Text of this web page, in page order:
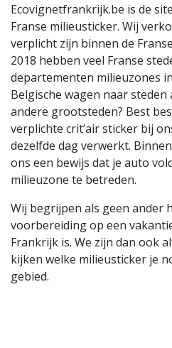
Ecovignetfrankrijk.be is de
Franse milieusticker. Wij
verplicht zijn binnen de
2018 hebben veel Franse
departementen milieuzones
Belgische wagen naar
andere grootsteden? Best
verplichte crit’air sticker bij
dezelfde dag verwerkt.
ons een bewijs dat je auto
milieuzone te betreden.
Wij begrijpen als geen ander
voorbereiding op een
Frankrijk is. We zijn dan ook
kijken welke milieusticker je
gebied.